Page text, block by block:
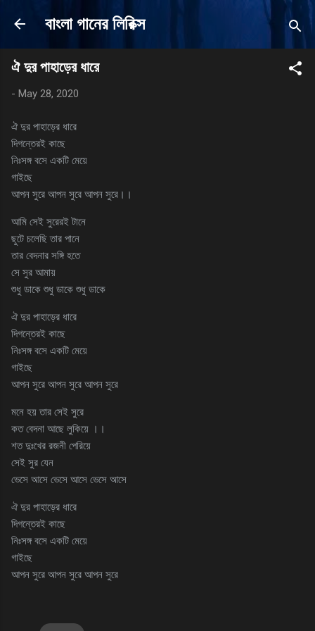
Skip to main content
বাংলা গানের লিরিক্স
ঐ দুর পাহাড়ের ধারে
- May 28, 2020
ঐ দুর পাহাড়ের ধারে
দিগন্তেরই কাছে
নিঃসঙ্গ বসে একটি মেয়ে
গাইছে
আপন সুরে আপন সুরে আপন সুরে।।
আমি সেই সুরেরই টানে
ছুটে চলেছি তার পানে
তার বেদনার সঙ্গি হতে
সে সুর আমায়
শুধু ডাকে শুধু ডাকে শুধু ডাকে
ঐ দুর পাহাড়ের ধারে
দিগন্তেরই কাছে
নিঃসঙ্গ বসে একটি মেয়ে
গাইছে
আপন সুরে আপন সুরে আপন সুরে
মনে হয় তার সেই সুরে
কত বেদনা আছে লুকিয়ে ।।
শত দুঃখের রজনী পেরিয়ে
সেই সুর যেন
ভেসে আসে ভেসে আসে ভেসে আসে
ঐ দুর পাহাড়ের ধারে
দিগন্তেরই কাছে
নিঃসঙ্গ বসে একটি মেয়ে
গাইছে
আপন সুরে আপন সুরে আপন সুরে